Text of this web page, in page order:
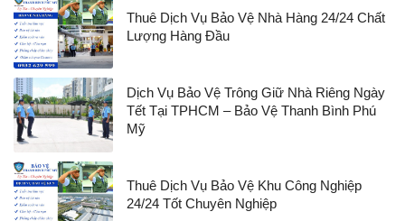
Thuê Dịch Vụ Bảo Vệ Nhà Hàng 24/24 Chất
Lượng Hàng Đầu
Dịch Vụ Bảo Vệ Trông Giữ Nhà Riêng Ngày
Tết Tại TPHCM – Bảo Vệ Thanh Bình Phú
Mỹ
Thuê Dịch Vụ Bảo Vệ Khu Công Nghiệp
24/24 Tốt Chuyên Nghiệp